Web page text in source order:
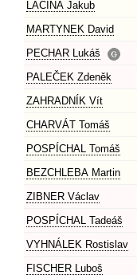
LACINA Jakub
MARTYNEK David
PECHAR Lukáš
PALEČEK Zdeněk
ZAHRADNÍK Vít
CHARVÁT Tomáš
POSPÍCHAL Tomáš
BEZCHLEBA Martin
ZIBNER Václav
POSPÍCHAL Tadeáš
VYHNÁLEK Rostislav
FISCHER Luboš